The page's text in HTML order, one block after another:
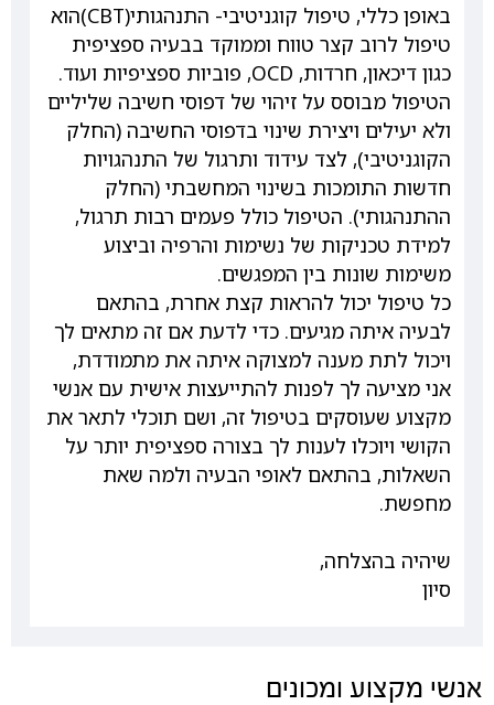
באופן כללי, טיפול קוגניטיבי- התנהגותי(CBT)הוא
טיפול לרוב קצר טווח וממוקד בבעיה ספציפית
כגון דיכאון, חרדות, OCD, פוביות ספציפיות ועוד.
הטיפול מבוסס על זיהוי של דפוסי חשיבה שליליים
ולא יעילים ויצירת שינוי בדפוסי החשיבה (החלק
הקוגניטיבי), לצד עידוד ותרגול של התנהגויות
חדשות התומכות בשינוי המחשבתי (החלק
ההתנהגותי). הטיפול כולל פעמים רבות תרגול,
למידת טכניקות של נשימות והרפיה וביצוע
משימות שונות בין המפגשים.
כל טיפול יכול להראות קצת אחרת, בהתאם
לבעיה איתה מגיעים. כדי לדעת אם זה מתאים לך
ויכול לתת מענה למצוקה איתה את מתמודדת,
אני מציעה לך לפנות להתייעצות אישית עם אנשי
מקצוע שעוסקים בטיפול זה, ושם תוכלי לתאר את
הקושי ויוכלו לענות לך בצורה ספציפית יותר על
השאלות, בהתאם לאופי הבעיה ולמה שאת
מחפשת.
שיהיה בהצלחה,
סיון
אנשי מקצוע ומכונים